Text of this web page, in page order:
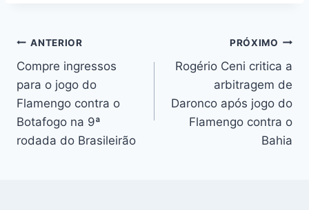
Navegação
de
Post
ANTERIOR
Compre ingressos
para o jogo do
Flamengo contra o
Botafogo na 9ª
rodada do Brasileirão
PRÓXIMO
Rogério Ceni critica a
arbitragem de
Daronco após jogo do
Flamengo contra o
Bahia